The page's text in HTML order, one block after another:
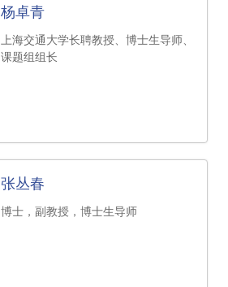
杨卓青
上海交通大学长聘教授、博士生导师、
课题组组长
张丛春
博士，副教授，博士生导师